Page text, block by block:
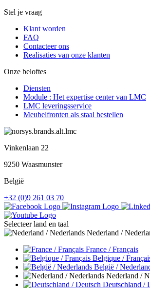
Stel je vraag
Klant worden
FAQ
Contacteer ons
Realisaties van onze klanten
Onze beloftes
Diensten
Module : Het expertise center van LMC
LMC leveringsservice
Meubelfronten als staal bestellen
Vinkenlaan 22
9250 Waasmunster
België
+32 (0)9 261 03 70
Selecteer land en taal
Nederland /
France / Français
Belgique /
België /
Nederland /
Deutschland /